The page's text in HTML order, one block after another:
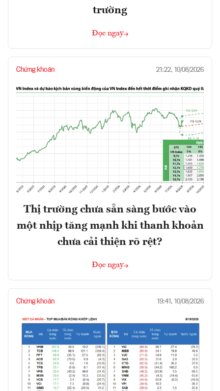
trường
Đọc ngay
Chứng khoán 21:22, 10/08/2026
Thị trường chưa sẵn sàng bước vào
một nhịp tăng mạnh khi thanh khoản
chưa cải thiện rõ rệt?
Đọc ngay
Chứng khoán 19:41, 10/08/2026